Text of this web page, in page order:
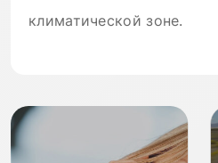
климатической зоне.